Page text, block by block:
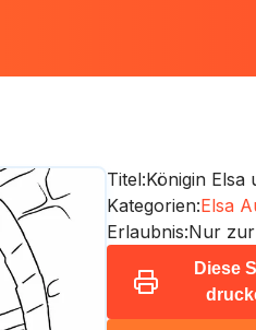
Titel:Königin Elsa
Kategorien:Elsa
Erlaubnis:Nur
Diese